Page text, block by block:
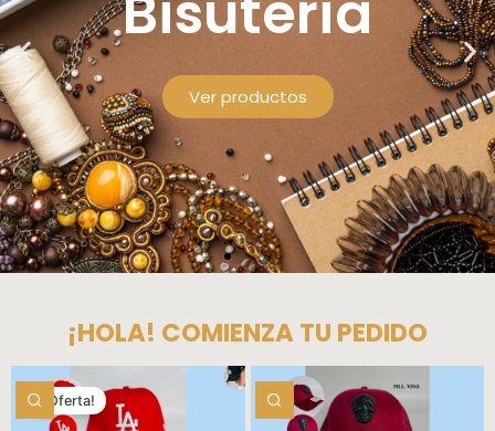
Ver productos
¡HOLA! COMIENZA TU PEDIDO
¡Oferta!